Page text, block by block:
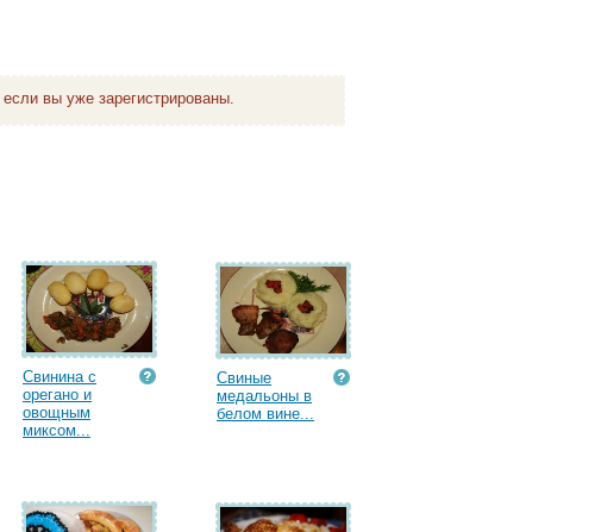
если вы уже зарегистрированы.
Свинина с
орегано и
овощным
миксом...
Свиные
медальоны в
белом вине...